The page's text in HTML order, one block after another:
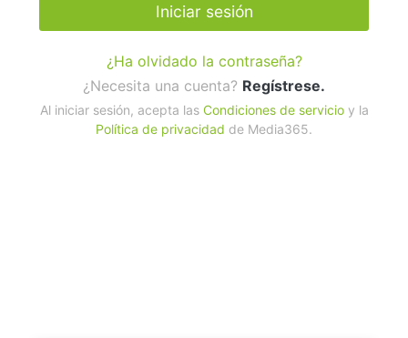
Iniciar sesión
¿Ha olvidado la contraseña?
¿Necesita una cuenta? Regístrese.
Al iniciar sesión, acepta las Condiciones de servicioy la
Política de privacidad de Media365.